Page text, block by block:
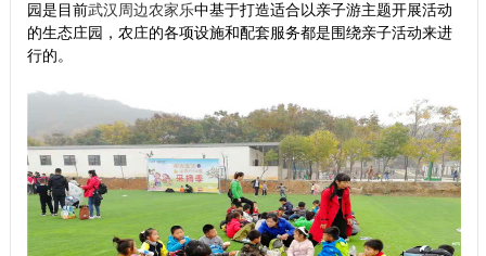
园是目前武汉周边农家乐中基于打造适合以亲子游主题开展活动
的生态庄园，农庄的各项设施和配套服务都是围绕亲子活动来进
行的。